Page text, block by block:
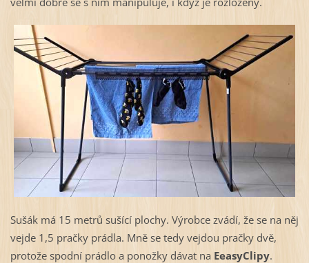
Sušák má 15 metrů sušící plochy. Výrobce zvádí, že se na něj
vejde 1,5 pračky prádla. Mně se tedy vejdou pračky dvě,
protože spodní prádlo a ponožky dávat na EeasyClipy.